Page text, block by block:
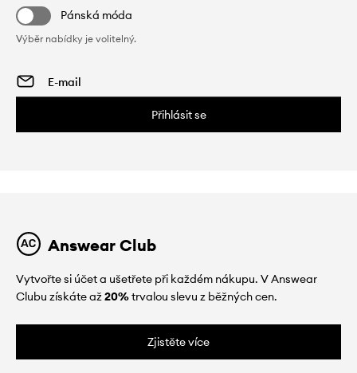
Pánská móda
Výběr nabídky je volitelný.
Přihlásit se
Answear Club
Vytvořte si účet a ušetřete při každém nákupu. V Answear
Clubu získáte až20%trvalou slevu z běžných cen.
Zjistěte více